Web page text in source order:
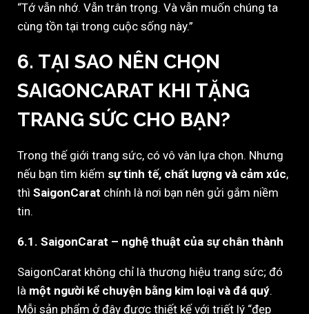
“Tớ vẫn nhớ. Vẫn trân trọng. Và vẫn muốn chúng ta
cùng tồn tại trong cuộc sống này.”
6. TẠI SAO NÊN CHỌN
SAIGONCARAT KHI TẶNG
TRANG SỨC CHO BẠN?
Trong thế giới trang sức, có vô vàn lựa chọn. Nhưng
nếu bạn tìm kiếm sự tinh tế, chất lượng và cảm xúc,
thì SaigonCarat chính là nơi bạn nên gửi gắm niềm
tin.
6.1. SaigonCarat – nghệ thuật của sự chân thành
SaigonCarat không chỉ là thương hiệu trang sức; đó
là một người kể chuyện bằng kim loại và đá quý.
Mỗi sản phẩm ở đây được thiết kế với triết lý “đẹp